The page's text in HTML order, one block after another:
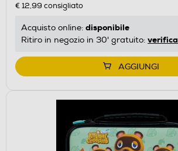
€ 12,99 consigliato
Acquisto online: disponibile
Ritiro in negozio in 30' gratuito: verifica
AGGIUNGI